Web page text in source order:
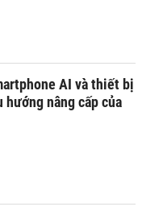
AI và thiết bị
nâng cấp của